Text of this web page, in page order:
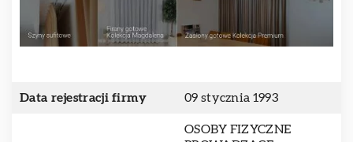
Data rejestracji firmy 09 stycznia 1993
OSOBY FIZYCZNE